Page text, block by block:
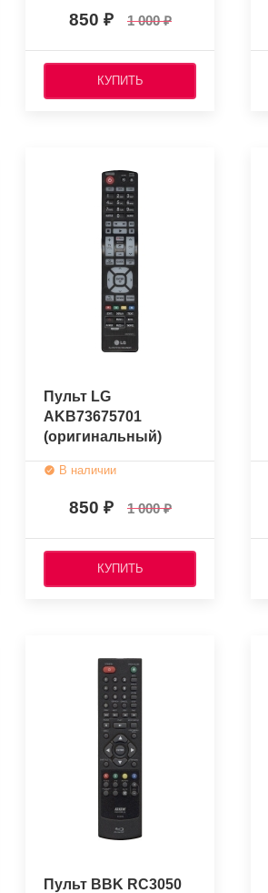
850 1 000
КУПИТЬ
Пульт LG
AKB73675701
(оригинальный)
В наличии
850 1 000
КУПИТЬ
Пульт BBK RC3050